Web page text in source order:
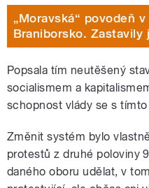
„Moravská“ povodeň
Braniborsko. Zastavily
Popsala tím neutěšený
socialismem a
schopnost vlády se s
Změnit systém bylo
protestů z druhé poloviny
daného oboru udělat, v